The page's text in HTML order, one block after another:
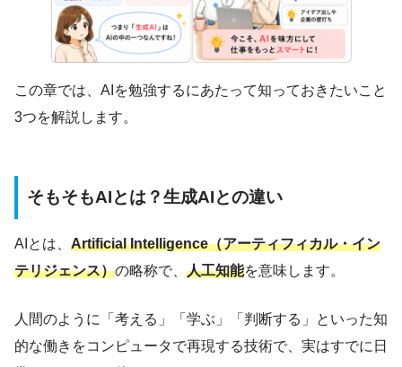
この章では、AIを勉強するにあたって知っておきたいこと
3つを解説します。
そもそもAIとは？生成AIとの違い
AIとは、 Artificial Intelligence（アーティフィカル・イン
テリジェンス）の略称で、 人工知能を意味します。
人間のように「考える」「学ぶ」「判断する」といった知
的な働きをコンピュータで再現する技術で、実はすでに日